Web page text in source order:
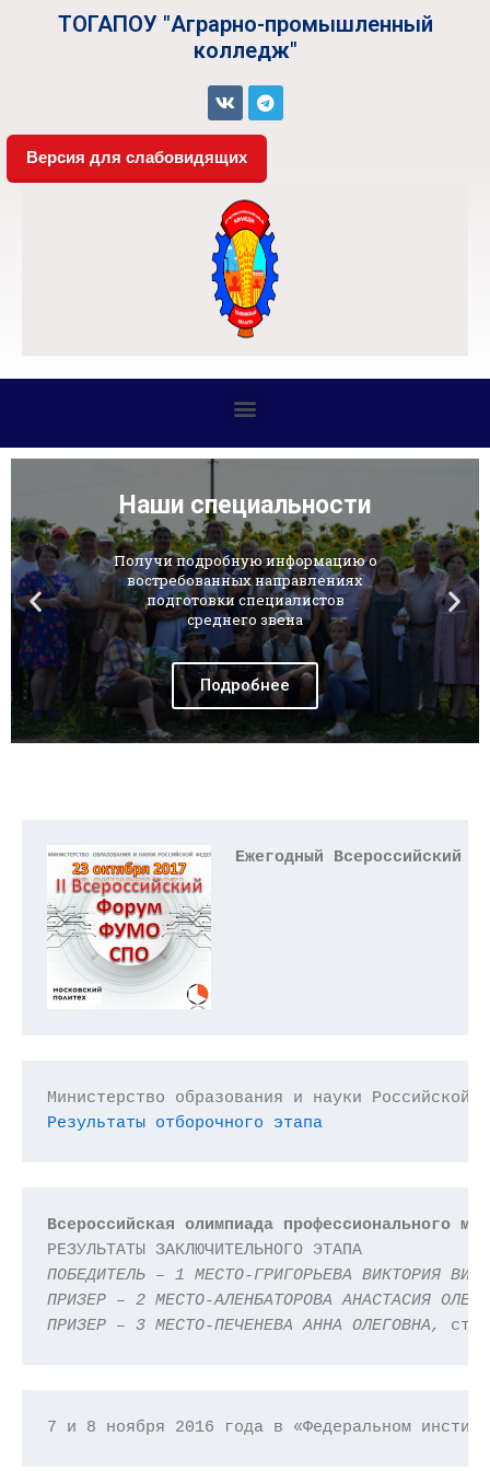
ТОГАПОУ "Аграрно-промышленный
колледж"
Версия для слабовидящих
Министерство образования и науки
Результаты отборочного этапа
Всероссийская олимпиада
ПОБЕДИТЕЛЬ – 1 МЕСТО-ГРИГОРЬЕВА ВИКТОРИЯ
ПРИЗЕР – 2 МЕСТО-АЛЕНБАТОРОВА АНАСТАСИЯ
ПРИЗЕР – 3 МЕСТО-ПЕЧЕНЕВА АННА ОЛЕГОВНА,
7 и 8 ноября 2016 года в «Федеральном